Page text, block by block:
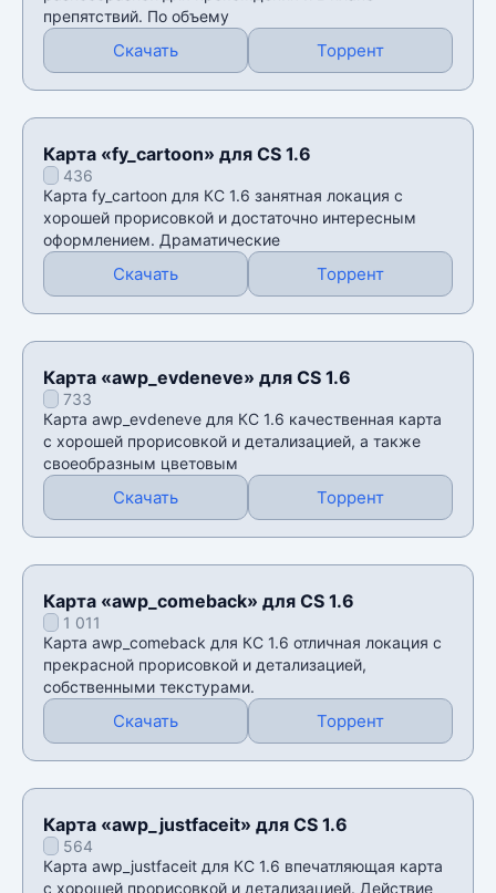
препятствий. По объему
Скачать Торрент
Карта «fy_cartoon» для CS 1.6
436
Карта fy_cartoon для КС 1.6 занятная локация с
хорошей прорисовкой и достаточно интересным
оформлением. Драматические
Скачать Торрент
Карта «awp_evdeneve» для CS 1.6
733
Карта awp_evdeneve для КС 1.6 качественная карта
с хорошей прорисовкой и детализацией, а также
своеобразным цветовым
Скачать Торрент
Карта «awp_comeback» для CS 1.6
1 011
Карта awp_comeback для КС 1.6 отличная локация с
прекрасной прорисовкой и детализацией,
собственными текстурами.
Скачать Торрент
Карта «awp_justfaceit» для CS 1.6
564
Карта awp_justfaceit для КС 1.6 впечатляющая карта
с хорошей прорисовкой и детализацией. Действие